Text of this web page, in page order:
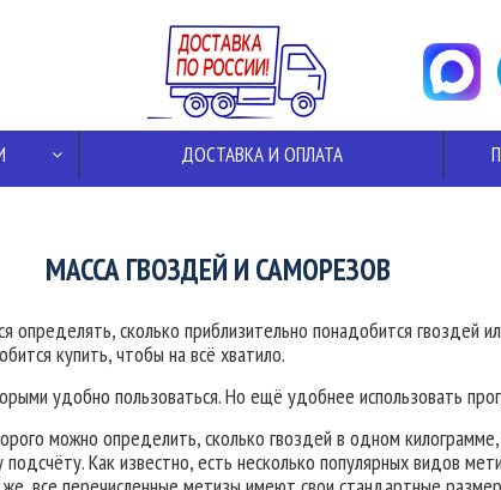
ДОСТАВКА И ОПЛАТА
МАССА ГВОЗДЕЙ И САМОРЕЗОВ
сколько приблизительно понадобится гвоздей
купить, чтобы на всё хватило.
удобно пользоваться. Но ещё удобнее использовать
можно определить, сколько гвоздей в одном
Как известно, есть несколько популярных видов